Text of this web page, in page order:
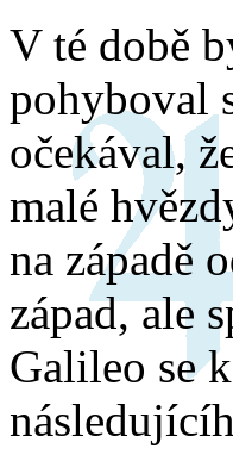
V té době
pohyboval
očekával,
malé
na západě
západ, ale
Galileo se